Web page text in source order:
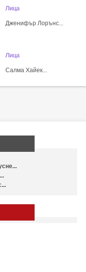
Лица
Дженифър Лорънс...
Лица
Салма Хайек...